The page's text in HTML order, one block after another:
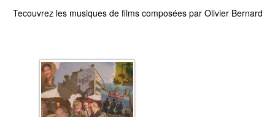
Tecouvrez les musiques de films composées par Olivier Bernard